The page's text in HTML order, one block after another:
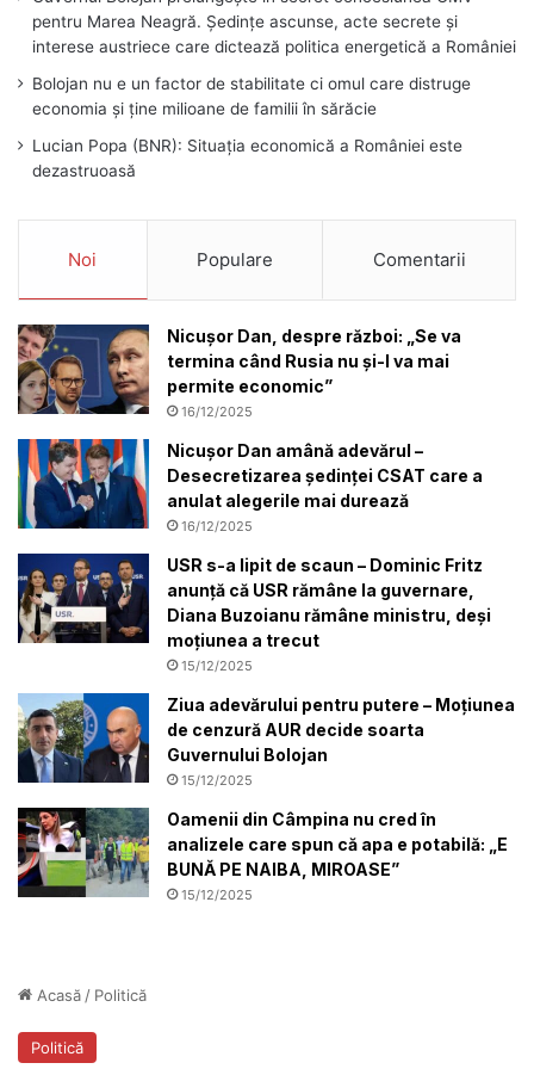
pentru Marea Neagră. Ședințe ascunse, acte secrete și
interese austriece care dictează politica energetică a României
Bolojan nu e un factor de stabilitate ci omul care distruge
economia și ține milioane de familii în sărăcie
Lucian Popa (BNR): Situația economică a României este
dezastruoasă
Noi Populare Comentarii
Nicușor Dan, despre război: „Se va
termina când Rusia nu și-l va mai
permite economic”
16/12/2025
Nicușor Dan amână adevărul –
Desecretizarea ședinței CSAT care a
anulat alegerile mai durează
16/12/2025
USR s-a lipit de scaun – Dominic Fritz
anunță că USR rămâne la guvernare,
Diana Buzoianu rămâne ministru, deși
moțiunea a trecut
15/12/2025
Ziua adevărului pentru putere – Moțiunea
de cenzură AUR decide soarta
Guvernului Bolojan
15/12/2025
Oamenii din Câmpina nu cred în
analizele care spun că apa e potabilă: „E
BUNĂ PE NAIBA, MIROASE”
15/12/2025